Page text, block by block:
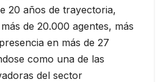
20 años de trayectoria,
de 20.000 agentes, más
en más de 27
como una de las
del sector